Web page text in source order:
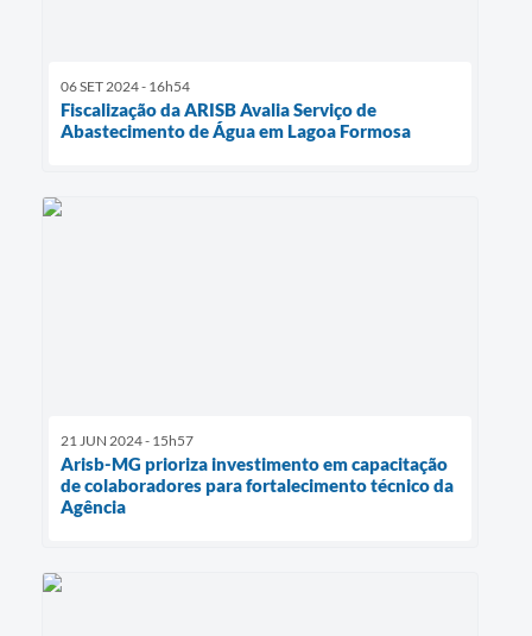
06 SET 2024 - 16h54
Fiscalização da ARISB Avalia Serviço de
Abastecimento de Água em Lagoa Formosa
21 JUN 2024 - 15h57
Arisb-MG prioriza investimento em capacitação
de colaboradores para fortalecimento técnico da
Agência